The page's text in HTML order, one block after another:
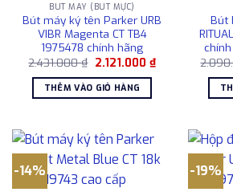
BÚT MÁY (BÚT MỰC)
Bút máy ký tên Parker URB
VIBR Magenta CT TB4
1975478 chính hãng
2.431.000₫ Giá
là:
2.431.000 ₫.
2.121.000 ₫Giá
hiện
2.121.000 ₫.
THÊM VÀO GIỎ HÀNG
Bút
-14% -19%